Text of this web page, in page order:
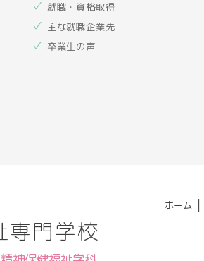
就職・資格取得
主な就職企業先
卒業生の声
専門学校
ホーム |